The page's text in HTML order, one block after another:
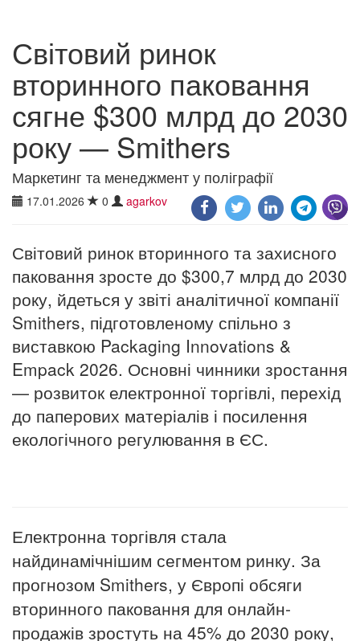
Світовий ринок
вторинного паковання
сягне $300 млрд до 2030
року — Smithers
Маркетинг та менеджмент у поліграфії
17.01.2026 0 agarkov
Світовий ринок вторинного та захисного
паковання зросте до $300,7 млрд до 2030
року, йдеться у звіті аналітичної компанії
Smithers, підготовленому спільно з
виставкою Packaging Innovations &
Empack 2026. Основні чинники зростання
— розвиток електронної торгівлі, перехід
до паперових матеріалів і посилення
екологічного регулювання в ЄС.
Електронна торгівля стала
найдинамічнішим сегментом ринку. За
прогнозом Smithers, у Європі обсяги
вторинного паковання для онлайн-
продажів зростуть на 45% до 2030 року,